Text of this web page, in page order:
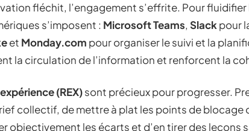
fléchit, l’engagement s’effrite. Pour fluidifier
s’imposent : Microsoft Teams, Slack pour
et Monday.com pour organiser le suivi et la
la circulation de l’information et renforcent la
(REX)sont précieux pour progresser.
collectif, de mettre à plat les points de blocage
objectivement les écarts et d’en tirer des leçons